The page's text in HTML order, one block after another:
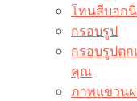
โทนสีบอก
กรอบรูป
กรอบรูปตก
คุณ
ภาพแขวนผ